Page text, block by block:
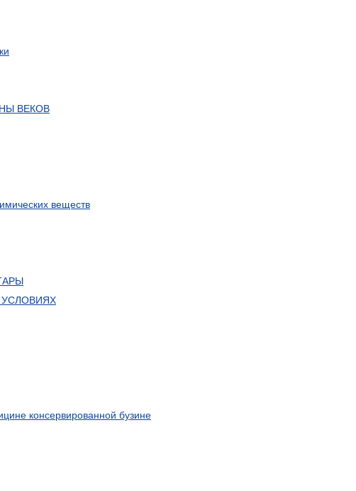
ВЕКОВ
веществ
УСЛОВИЯХ
консервированной бузине